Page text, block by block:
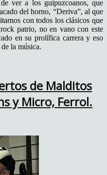
ver a los guipuzcoanos, que
del horno, “Deriva”, al que
con todos los clásicos que
patrio, no en vano con este
en su prolífica carrera y eso
la música.
de Malditos
y Micro, Ferrol.